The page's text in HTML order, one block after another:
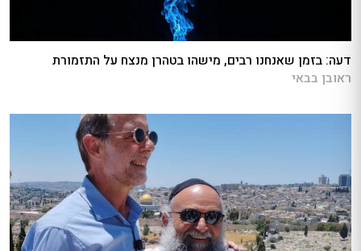
דעה: בזמן שאנחנו רבים, מישהו בטהרן מנצח על התזמורת
ראובן בבאי